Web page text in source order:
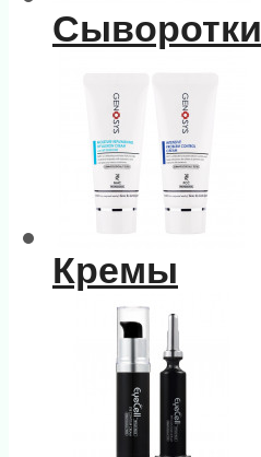
Сыворотки
Кремы